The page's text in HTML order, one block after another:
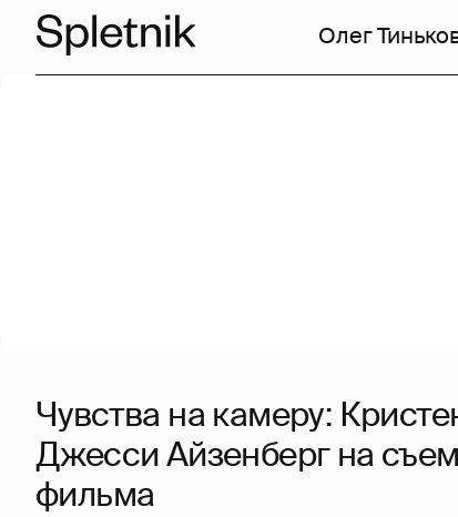
Олег
Чувства на камеру:
Джесси Айзенберг на
фильма